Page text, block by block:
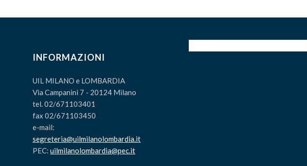
INFORMAZIONI
UIL MILANO e LOMBARDIA
Via Campanini 7 - 20124 Milano
tel. 02/671103401
fax 02/671103450
e-mail:
segreteria@uilmilanolombardia.it
PEC: uilmilanolombardia@pec.it